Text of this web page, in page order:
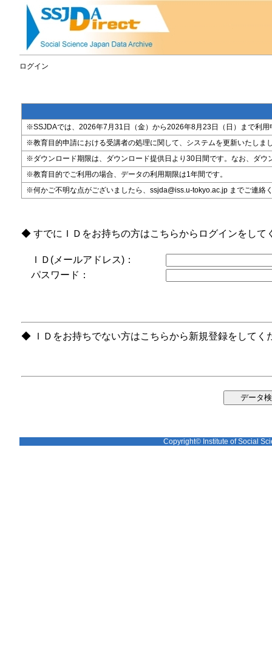
ログイン
※SSJDAでは、2026年7月31日（金）から2026年8月23日（日）まで利
※教育目的申請における受講者の処理に関して、システムを更新いたしま
※ダウンロード期限は、ダウンロード提供日より30日間です。なお、ダ
※教育目的でご利用の場合、データの利用期限は1年間です。
※何かご不明な点がございましたら、ssjda@iss.u-tokyo.ac.jp までご連絡
◆ すでにＩＤをお持ちの方はこちらからログインをして
ＩＤ(メールアドレス)：
パスワード：
◆ ＩＤをお持ちでない方はこちらから新規登録をしてく
Copyright© Institute of Social